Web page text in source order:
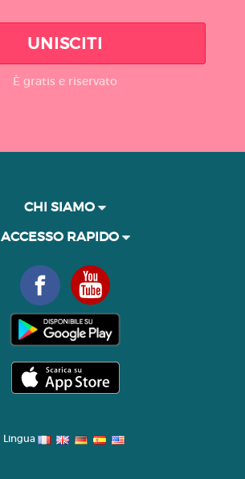
UNISCITI
È gratis e riservato
CHI SIAMO
ACCESSO RAPIDO
Lingua